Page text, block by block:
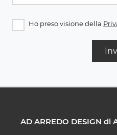
Ho preso visione della
AD ARREDO DESIGN